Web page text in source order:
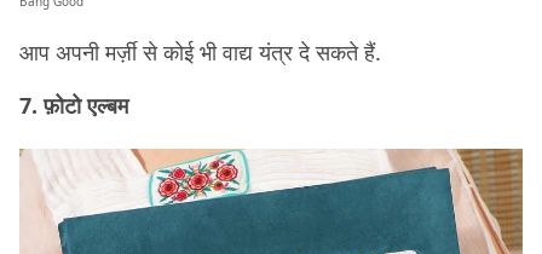
आप अपनी मर्ज़ी से कोई भी वाद्य यंत्र दे सकते हैं.
7. फ़ोटो एल्बम